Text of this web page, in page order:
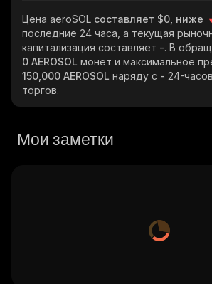
Цена aeroSOL составляет $0, ниже
последние 24 часа, а текущая
капитализация составляет -. В
0 AEROSOL монет и максимальное
150,000 AEROSOL наряду с - 24-
торгов.
Мои заметки